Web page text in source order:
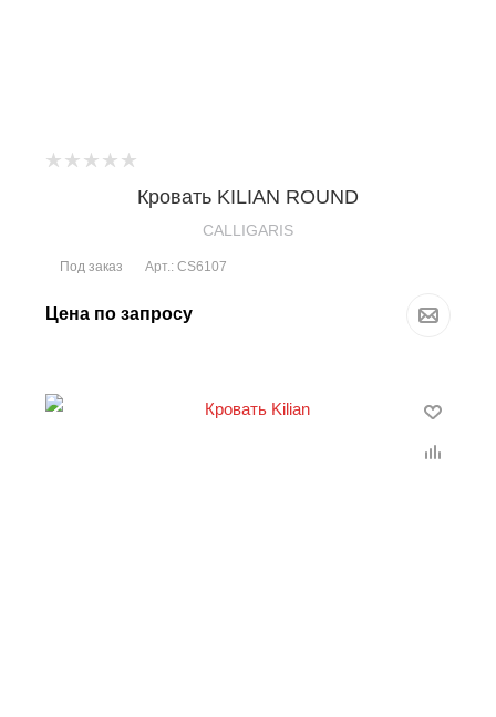
Кровать KILIAN ROUND
CALLIGARIS
Под заказ Арт.: CS6107
Цена по запросу